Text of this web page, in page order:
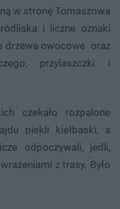
w stronę Tomaszowa
i liczne oznaki
drzewa owocowe oraz
przylaszczki i
czekało rozpalone
piekli kiełbaski, a
odpoczywali, jedli,
z trasy. Było